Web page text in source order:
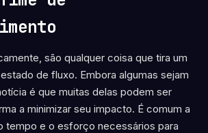
são qualquer coisa que tira um
de fluxo. Embora algumas sejam
é que muitas delas podem ser
a minimizar seu impacto. É comum a
tempo e o esforço necessários para